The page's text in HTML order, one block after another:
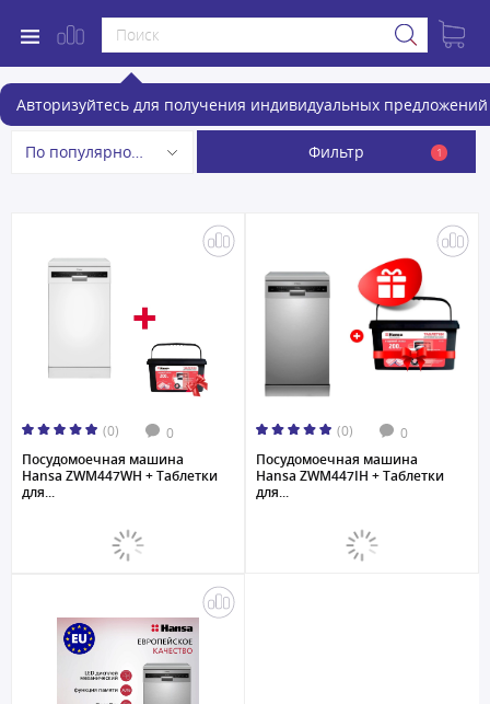
Авторизуйтесь для получения индивидуальных предложений
Посудомоечные машины
По популярности Фильтр 1
(0) 0
Посудомоечная машина
Hansa ZWM447WH + Таблетки
для...
(0) 0
Посудомоечная машина
Hansa ZWM447IH + Таблетки
для...